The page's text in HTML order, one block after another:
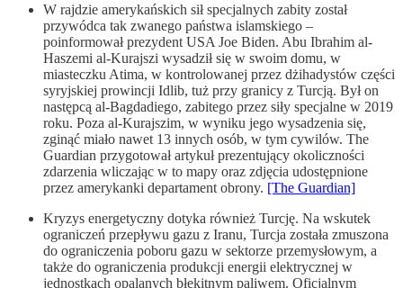
W rajdzie amerykańskich sił specjalnych zabity został
przywódca tak zwanego państwa islamskiego –
poinformował prezydent USA Joe Biden. Abu Ibrahim al-
Haszemi al-Kurajszi wysadził się w swoim domu, w
miasteczku Atima, w kontrolowanej przez dżihadystów części
syryjskiej prowincji Idlib, tuż przy granicy z Turcją. Był on
następcą al-Bagdadiego, zabitego przez siły specjalne w 2019
roku. Poza al-Kurajszim, w wyniku jego wysadzenia się,
zginąć miało nawet 13 innych osób, w tym cywilów. The
Guardian przygotował artykuł prezentujący okoliczności
zdarzenia wliczając w to mapy oraz zdjęcia udostępnione
przez amerykanki departament obrony. [The Guardian]
Kryzys energetyczny dotyka również Turcję. Na wskutek
ograniczeń przepływu gazu z Iranu, Turcja została zmuszona
do ograniczenia poboru gazu w sektorze przemysłowym, a
także do ograniczenia produkcji energii elektrycznej w
jednostkach opalanych błękitnym paliwem. Oficjalnym